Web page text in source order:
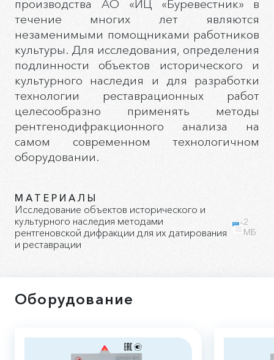
производства АО «ИЦ «Буревестник» в
течение многих лет являются
незаменимыми помощниками работников
культуры. Для исследования, определения
подлинности объектов исторического и
культурного наследия и для разработки
технологии реставрационных работ
целесообразно применять методы
рентгенодифракционного анализа на
самом современном технологичном
оборудовании.
МАТЕРИАЛЫ
Исследование объектов исторического и
культурного наследия методами
рентгеновской дифракции для их датирования
и реставрации
2
МБ
Оборудование